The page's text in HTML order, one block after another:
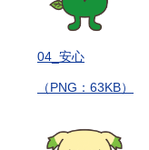
04_安心
（PNG：63KB）